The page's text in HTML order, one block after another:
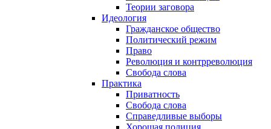
Теории заговора
Идеология
Гражданское общество
Политический режим
Право
Революция и контрреволюция
Свобода слова
Практика
Приватность
Свобода слова
Справедливые выборы
Хорошая полиция